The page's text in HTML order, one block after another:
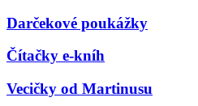
Darčekové poukážky
Čítačky e-kníh
Vecičky od Martinusu